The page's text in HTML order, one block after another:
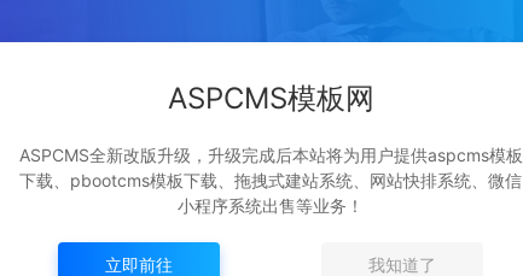
ASPCMS模板网
ASPCMS全新改版升级，升级完成后本站将为用户提供aspcms模板
下载、pbootcms模板下载、拖拽式建站系统、网站快排系统、微信
小程序系统出售等业务！
立即前往 我知道了